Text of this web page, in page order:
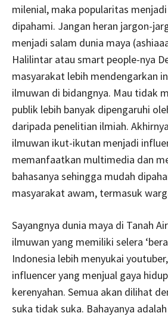
milenial, maka popularitas
dipahami. Jangan heran jargon-
menjadi salam dunia maya
Halilintar atau smart people-nya
masyarakat lebih mendengarkan
ilmuwan di bidangnya. Mau tidak
publik lebih banyak dipengaruhi
daripada penelitian ilmiah.
ilmuwan ikut-ikutan menjadi
memanfaatkan multimedia dan
bahasanya sehingga mudah
masyarakat awam, termasuk
Sayangnya dunia maya di Tanah
ilmuwan yang memiliki selera
Indonesia lebih menyukai
influencer yang menjual gaya
kerenyahan. Semua akan dilihat
suka tidak suka. Bahayanya